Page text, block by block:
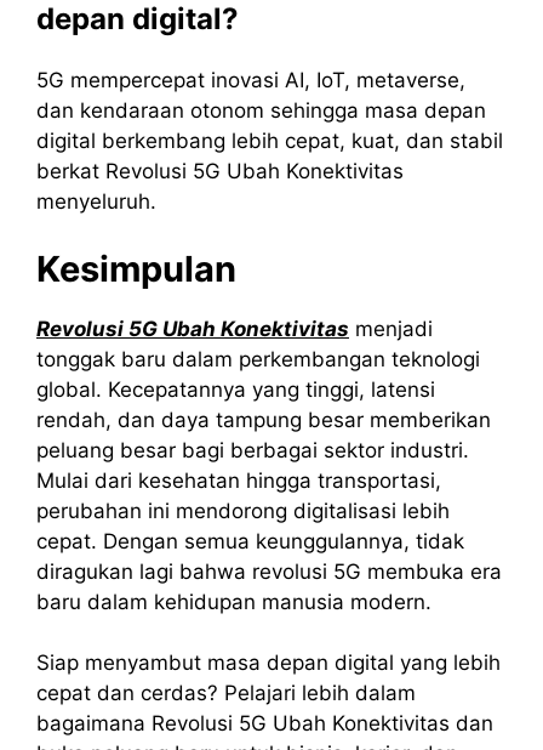
depan digital?
5G mempercepat inovasi AI, IoT, metaverse,
dan kendaraan otonom sehingga masa depan
digital berkembang lebih cepat, kuat, dan stabil
berkat Revolusi 5G Ubah Konektivitas
menyeluruh.
Kesimpulan
Revolusi 5G Ubah Konektivitas menjadi
tonggak baru dalam perkembangan teknologi
global. Kecepatannya yang tinggi, latensi
rendah, dan daya tampung besar memberikan
peluang besar bagi berbagai sektor industri.
Mulai dari kesehatan hingga transportasi,
perubahan ini mendorong digitalisasi lebih
cepat. Dengan semua keunggulannya, tidak
diragukan lagi bahwa revolusi 5G membuka era
baru dalam kehidupan manusia modern.
Siap menyambut masa depan digital yang lebih
cepat dan cerdas? Pelajari lebih dalam
bagaimana Revolusi 5G Ubah Konektivitas dan